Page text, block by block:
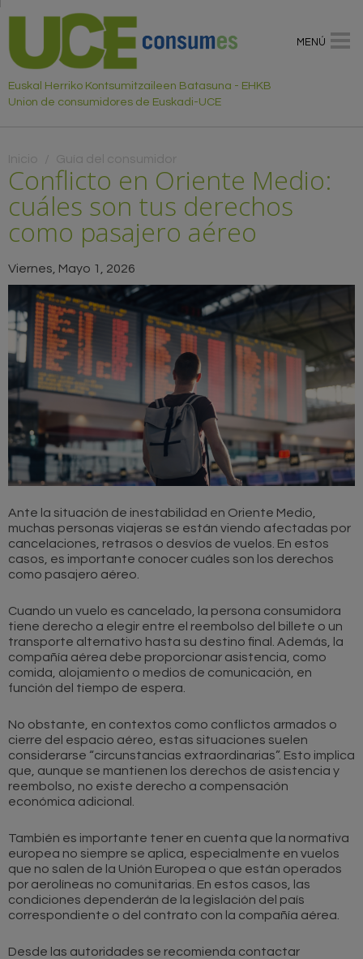
Euskal Herriko Kontsumitzaileen Batasuna - EHKB
Union de consumidores de Euskadi-UCE
Usted está aquí
Inicio Guía del consumidor
Conflicto en Oriente Medio:
cuáles son tus derechos
como pasajero aéreo
Viernes, Mayo 1, 2026
Ante la situación de inestabilidad en Oriente Medio,
muchas personas viajeras se están viendo afectadas por
cancelaciones, retrasos o desvíos de vuelos. En estos
casos, es importante conocer cuáles son los derechos
como pasajero aéreo.
Cuando un vuelo es cancelado, la persona consumidora
tiene derecho a elegir entre el reembolso del billete o un
transporte alternativo hasta su destino final. Además, la
compañía aérea debe proporcionar asistencia, como
comida, alojamiento o medios de comunicación, en
función del tiempo de espera.
No obstante, en contextos como conflictos armados o
cierre del espacio aéreo, estas situaciones suelen
considerarse “circunstancias extraordinarias”. Esto implica
que, aunque se mantienen los derechos de asistencia y
reembolso, no existe derecho a compensación
económica adicional.
También es importante tener en cuenta que la normativa
europea no siempre se aplica, especialmente en vuelos
que no salen de la Unión Europea o que están operados
por aerolíneas no comunitarias. En estos casos, las
condiciones dependerán de la legislación del país
correspondiente o del contrato con la compañía aérea.
Desde las autoridades se recomienda contactar
MENÚ